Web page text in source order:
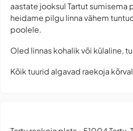
aastate jooksul Tartut sumisema
heidame pilgu linna vähem
poolele.
Oled linnas kohalik või külaline,
Kõik tuurid algavad raekoja